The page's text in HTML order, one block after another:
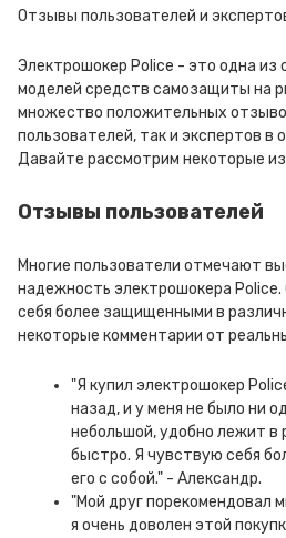
Отзывы пользователей и
Электрошокер Police - это одна из
моделей средств самозащиты на
множество положительных
пользователей, так и экспертов в
Давайте рассмотрим некоторые из
Отзывы пользователей
Многие пользователи отмечают
надежность электрошокера Police.
себя более защищенными в
некоторые комментарии от
"Я купил электрошокер
назад, и у меня не было ни
небольшой, удобно лежит в
быстро. Я чувствую себя
его с собой." - Александр.
"Мой друг порекомендовал
я очень доволен этой